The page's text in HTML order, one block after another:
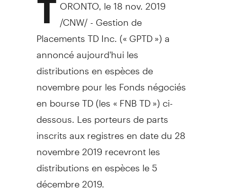
T /CNW/ - Gestion de
Placements TD Inc. (« GPTD ») a
annoncé aujourd'hui les
distributions en espèces de
novembre pour les Fonds négociés
en bourse TD (les « FNB TD ») ci-
dessous. Les porteurs de parts
inscrits aux registres en date du 28
novembre 2019 recevront les
distributions en espèces le 5
décembre 2019.